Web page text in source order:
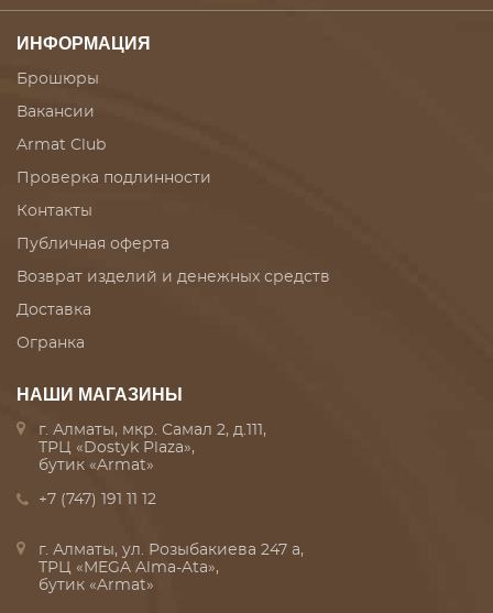
ИНФОРМАЦИЯ
Брошюры
Вакансии
Armat Club
Проверка подлинности
Контакты
Публичная оферта
Возврат изделий и денежных средств
Доставка
Огранка
НАШИ МАГАЗИНЫ
г. Алматы, мкр. Самал 2, д.111,
ТРЦ «Dostyk Plaza»,
бутик «Armat»
+7 (747) 191 11 12
г. Алматы, ул. Розыбакиева 247 а,
ТРЦ «MEGA Alma-Ata»,
бутик «Armat»